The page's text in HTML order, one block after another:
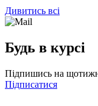
Дивитись всі
Будь в курсі
Підпишись на
Підписатися